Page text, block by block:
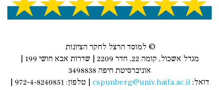
© למוסד הרצל לחקר הציונות
מגדל אשכול, קומה 22, חדר 2209 | שדרות אבא חושי 199 |
אוניברסיטת חיפה 3498838
דואל:cspunberg@univ.haifa.ac.il
| טלפון: 972-4-8240851 |